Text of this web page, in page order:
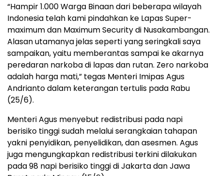
“Hampir 1.000 Warga Binaan dari beberapa wilayah
Indonesia telah kami pindahkan ke Lapas Super-
maximum dan Maximum Security di Nusakambangan.
Alasan utamanya jelas seperti yang seringkali saya
sampaikan, yaitu memberantas sampai ke akarnya
peredaran narkoba di lapas dan rutan. Zero narkoba
adalah harga mati,” tegas Menteri Imipas Agus
Andrianto dalam keterangan tertulis pada Rabu
(25/6).
Menteri Agus menyebut redistribusi pada napi
berisiko tinggi sudah melalui serangkaian tahapan
yakni penyidikan, penyelidikan, dan asesmen. Agus
juga mengungkapkan redistribusi terkini dilakukan
pada 98 napi berisiko tinggi di Jakarta dan Jawa